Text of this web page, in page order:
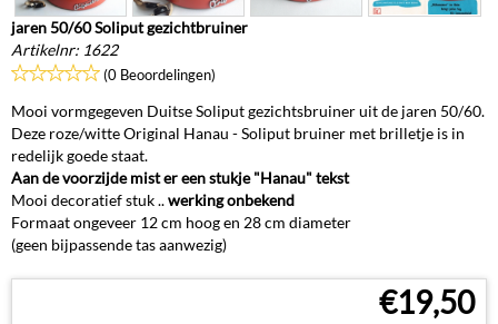
jaren 50/60 Soliput gezichtbruiner
Artikelnr: 1622
(0 Beoordelingen)
Mooi vormgegeven Duitse Soliput gezichtsbruiner uit de jaren 50/60.
Deze roze/witte Original Hanau - Soliput bruiner met brilletje is in
redelijk goede staat.
Aan de voorzijde mist er een stukje "Hanau" tekst
Mooi decoratief stuk ..werking onbekend
Formaat ongeveer 12 cm hoog en 28 cm diameter
(geen bijpassende tas aanwezig)
€19,50